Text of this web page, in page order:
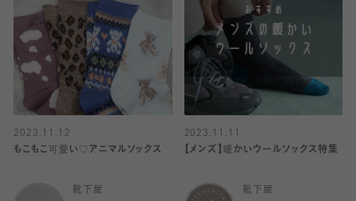
2023.11.12
もこもこ可愛い♡アニマルソックス
靴下屋
2023.11.11
【メンズ】暖かいウールソックス特集
靴下屋